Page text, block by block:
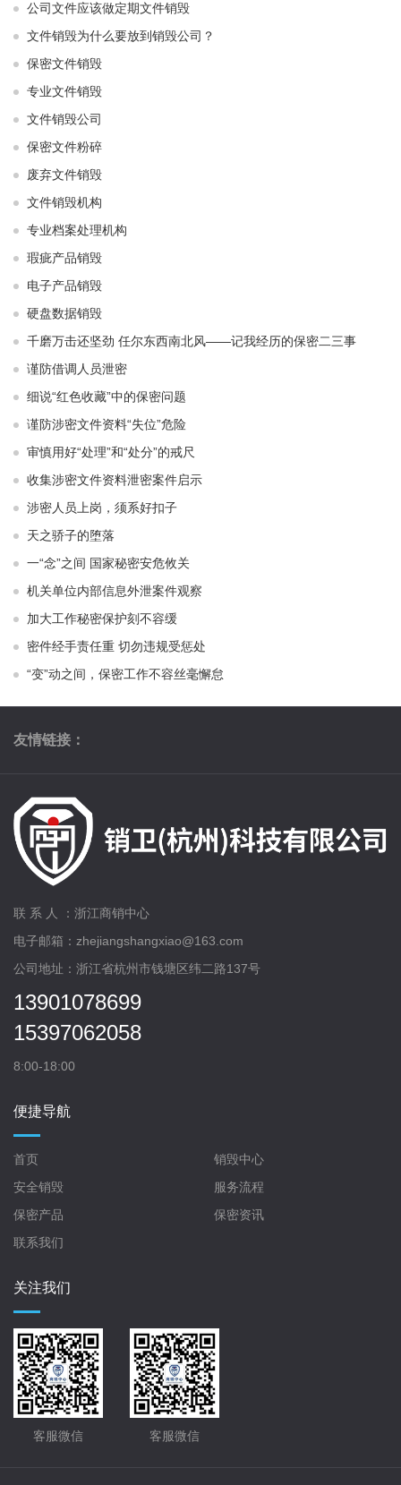
公司文件应该做定期文件销毁
文件销毁为什么要放到销毁公司？
保密文件销毁
专业文件销毁
文件销毁公司
保密文件粉碎
废弃文件销毁
文件销毁机构
专业档案处理机构
瑕疵产品销毁
电子产品销毁
硬盘数据销毁
千磨万击还坚劲 任尔东西南北风——记我经历的保密二三事
谨防借调人员泄密
细说“红色收藏”中的保密问题
谨防涉密文件资料“失位”危险
审慎用好“处理”和“处分”的戒尺
收集涉密文件资料泄密案件启示
涉密人员上岗，须系好扣子
天之骄子的堕落
一“念”之间 国家秘密安危攸关
机关单位内部信息外泄案件观察
加大工作秘密保护刻不容缓
密件经手责任重 切勿违规受惩处
“变”动之间，保密工作不容丝毫懈怠
友情链接：
联 系 人 ：浙江商销中心
电子邮箱：zhejiangshangxiao@163.com
公司地址：浙江省杭州市钱塘区纬二路137号
13901078699
15397062058
8:00-18:00
便捷导航
首页
销毁中心
安全销毁
服务流程
保密产品
保密资讯
联系我们
关注我们
客服微信 客服微信